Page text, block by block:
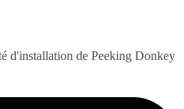
d'installation de Peeking Donkey